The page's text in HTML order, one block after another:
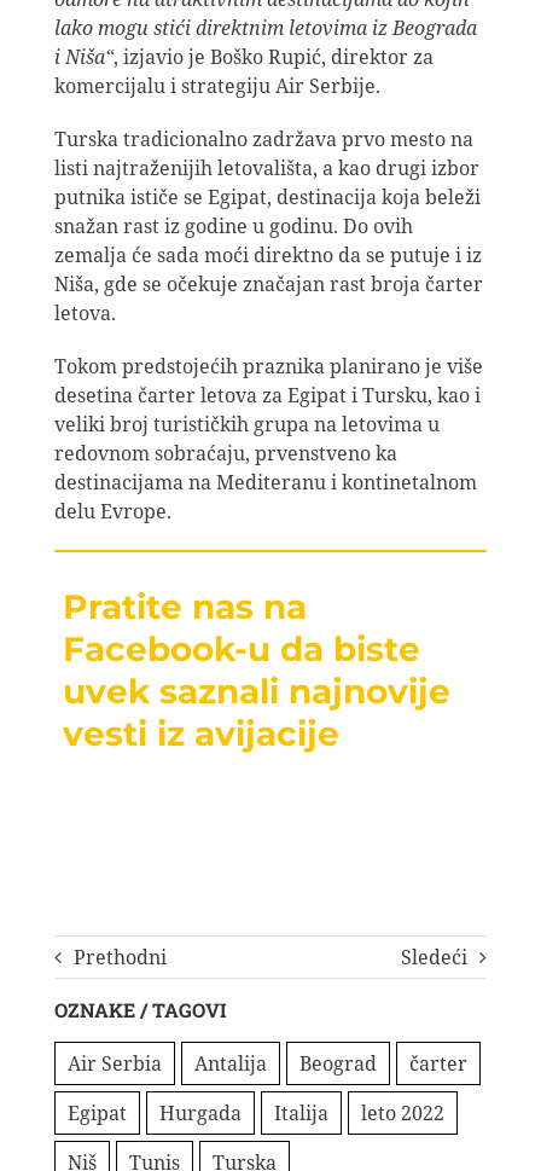
lako mogu stići direktnim letovima iz Beograda
i Niša“, izjavio je Boško Rupić, direktor za
komercijalu i strategiju Air Serbije.
Turska tradicionalno zadržava prvo mesto na
listi najtraženijih letovališta, a kao drugi izbor
putnika ističe se Egipat, destinacija koja beleži
snažan rast iz godine u godinu. Do ovih
zemalja će sada moći direktno da se putuje i iz
Niša, gde se očekuje značajan rast broja čarter
letova.
Tokom predstojećih praznika planirano je više
desetina čarter letova za Egipat i Tursku, kao i
veliki broj turističkih grupa na letovima u
redovnom sobraćaju, prvenstveno ka
destinacijama na Mediteranu i kontinetalnom
delu Evrope.
Pratite nas na
Facebook-u da biste
uvek saznali najnovije
vesti iz avijacije
Prethodni Sledeći
OZNAKE / TAGOVI
Air Serbia Antalija Beograd
čarter
Egipat
Hurgada Italija
leto 2022
Niš
Tunis Turska